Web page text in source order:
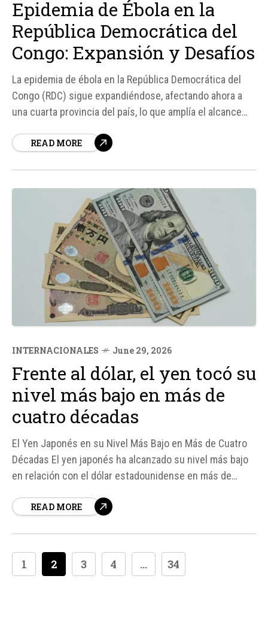
Epidemia de Ébola en la
República Democrática del
Congo: Expansión y Desafíos
La epidemia de ébola en la República Democrática del
Congo (RDC) sigue expandiéndose, afectando ahora a
una cuarta provincia del país, lo que amplía el alcance
cerca de 15 millones de personas. Según fuentes del
READ MORE
INTERNACIONALES June 29, 2026
Frente al dólar, el yen tocó su
nivel más bajo en más de
cuatro décadas
El Yen Japonés en su Nivel Más Bajo en Más de Cuatro
Décadas El yen japonés ha alcanzado su nivel más bajo
en relación con el dólar estadounidense en más de
debe en gran parte a la...
READ MORE
1 2 3 4 ... 34